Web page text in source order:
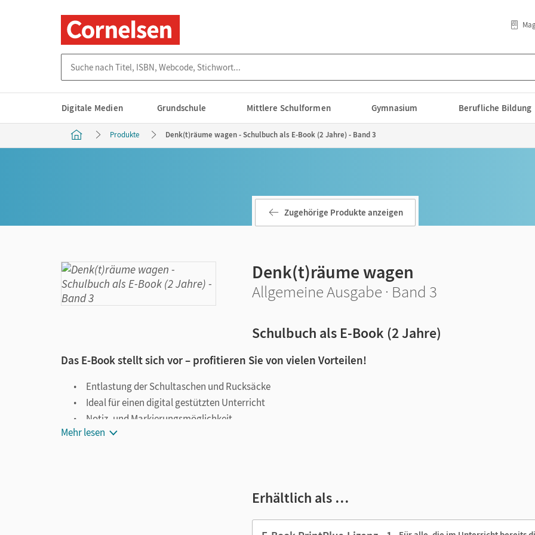
Digitale Medien Grundschule Mittlere Schulformen Gymnasium Berufliche Bildung
Produkte Denk(t)räume wagen - Schulbuch als E-Book (2 Jahre) - Band 3
Zugehörige Produkte anzeigen
Denk(t)räume wagen
Allgemeine Ausgabe · Band 3
Schulbuch als E-Book (2 Jahre)
Das E-Book stellt sich vor – profitieren Sie von vielen Vorteilen!
Entlastung der Schultaschen und Rucksäcke
Ideal für einen digital gestützten Unterricht
Notiz- und Markierungsmöglichkeit
Jederzeit unkompliziert verfügbar
Mehr lesen
Erhältlich als …